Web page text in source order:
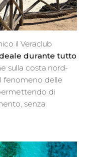
il Veraclub
durante tutto
sulla costa nord-
fenomeno delle
di
senza